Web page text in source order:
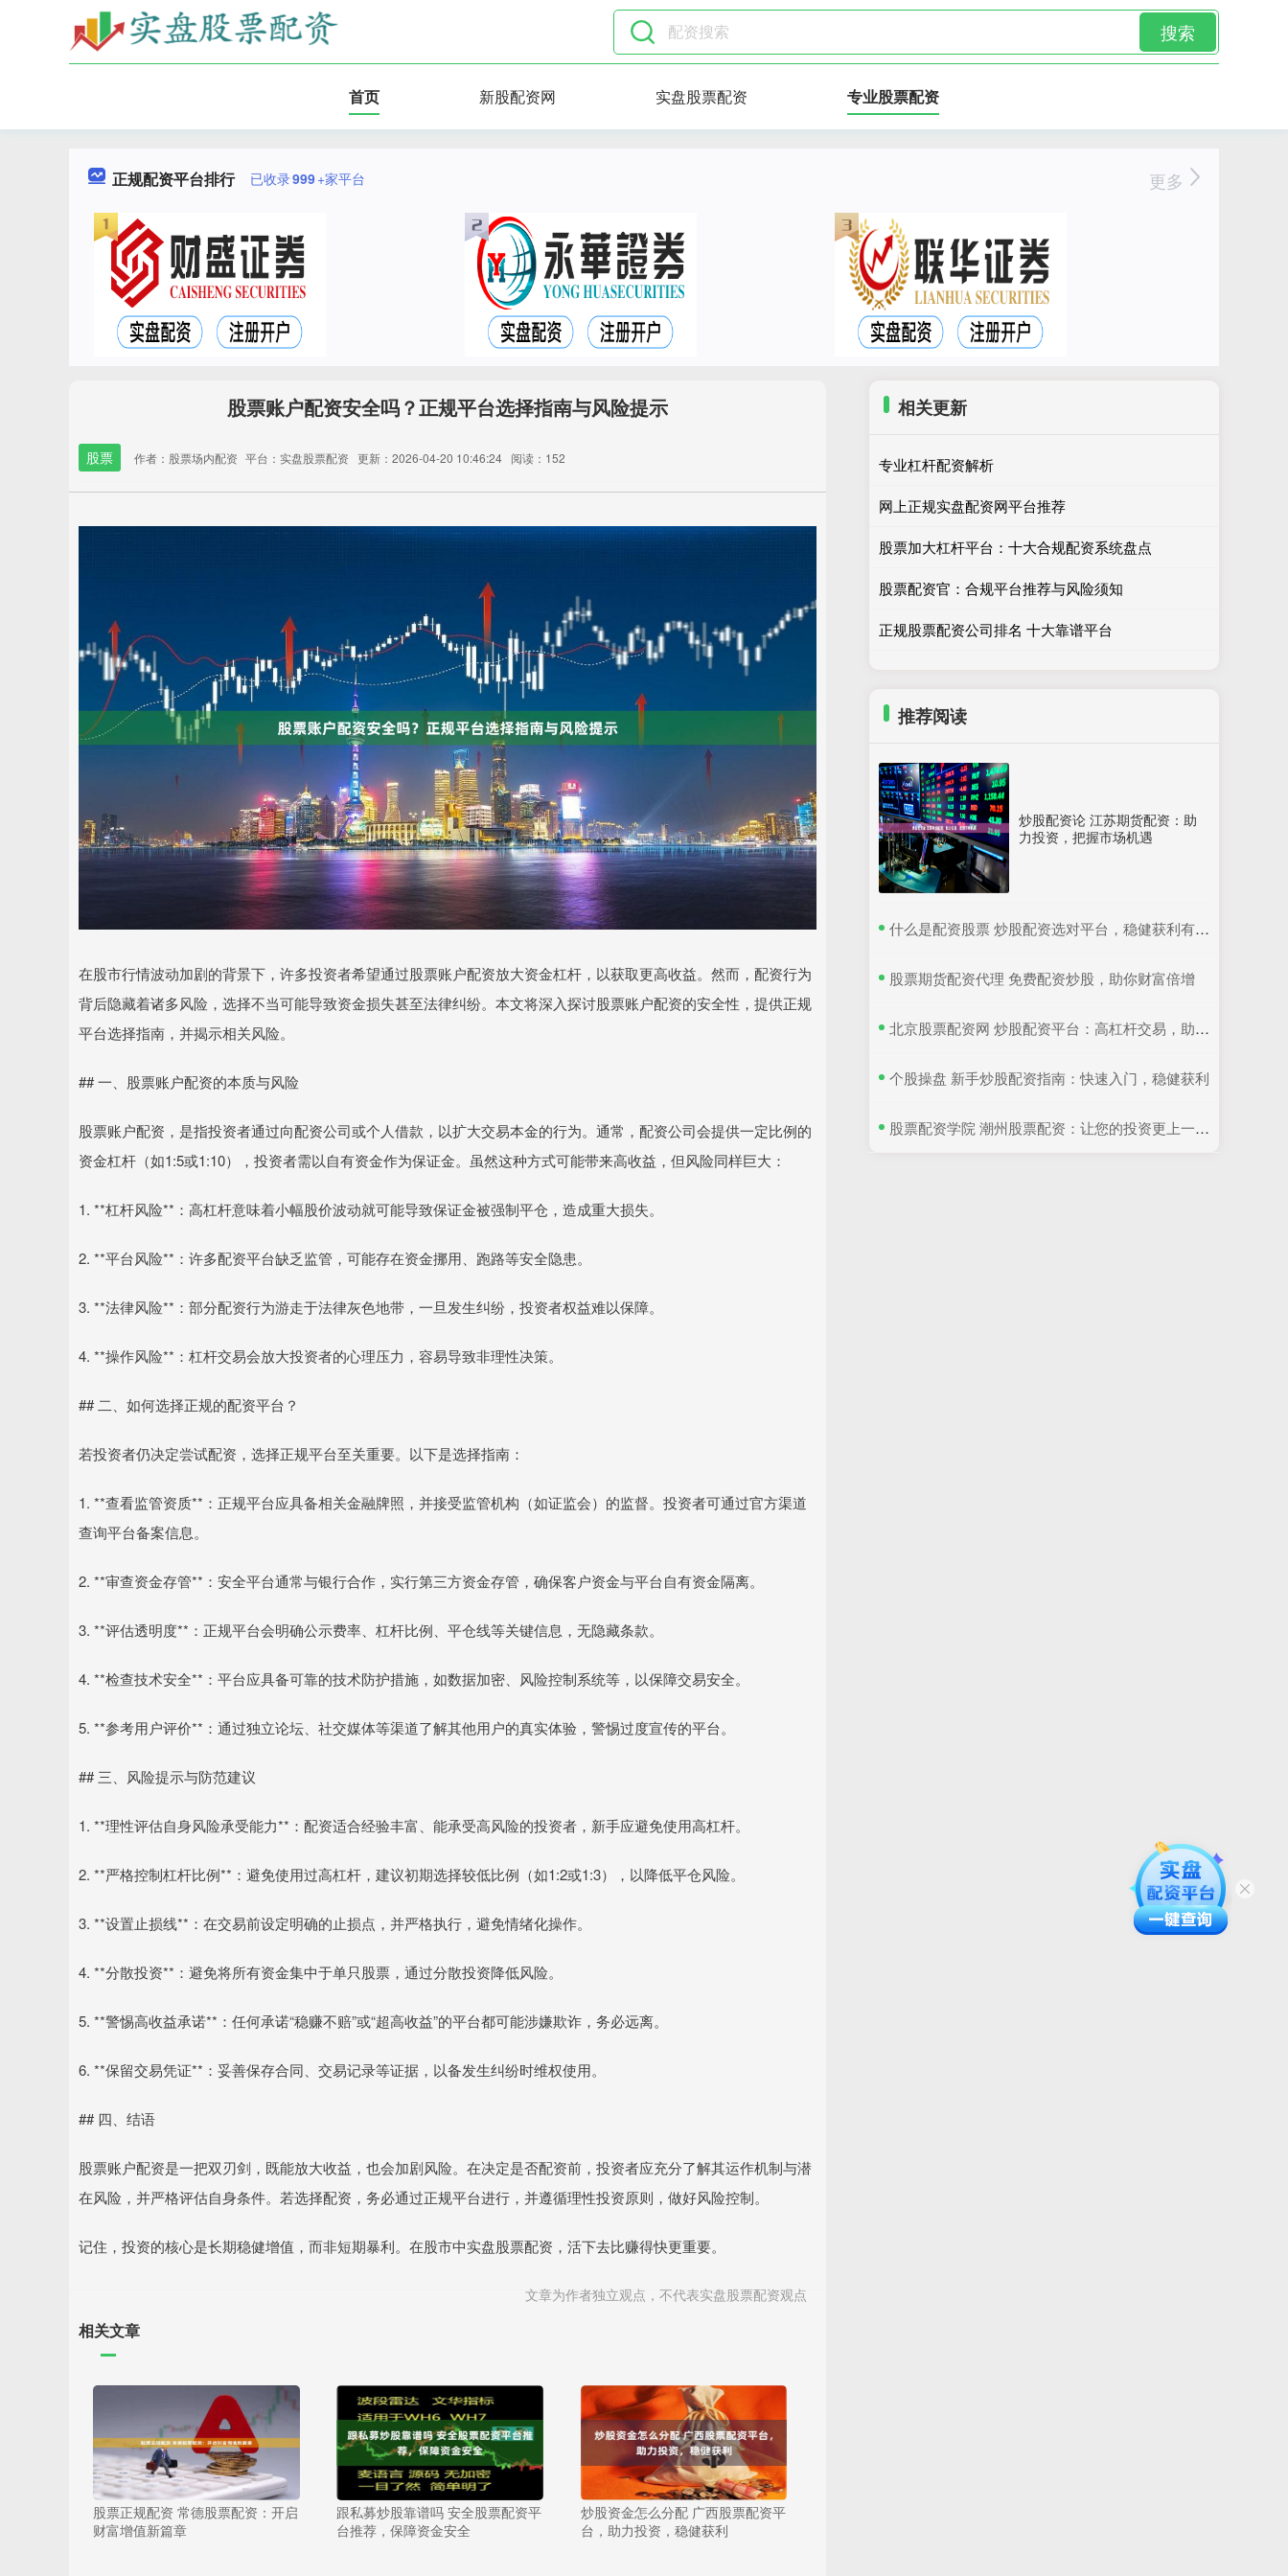
搜索
首页 新股配资网 实盘股票配资 专业股票配资
正规配资平台排行 已收录999+家平台 更多
股票账户配资安全吗？正规平台选择指南与风险提示
股票 作者：股票场内配资 平台：实盘股票配资 更新：2026-04-20 10:46:24 阅读：152
在股市行情波动加剧的背景下，许多投资者希望通过股票账户配资放大资金杠杆，以获取更高收益。然而，配资行为
背后隐藏着诸多风险，选择不当可能导致资金损失甚至法律纠纷。本文将深入探讨股票账户配资的安全性，提供正规
平台选择指南，并揭示相关风险。
## 一、股票账户配资的本质与风险
股票账户配资，是指投资者通过向配资公司或个人借款，以扩大交易本金的行为。通常，配资公司会提供一定比例的
资金杠杆（如1:5或1:10），投资者需以自有资金作为保证金。虽然这种方式可能带来高收益，但风险同样巨大：
1. **杠杆风险**：高杠杆意味着小幅股价波动就可能导致保证金被强制平仓，造成重大损失。
2. **平台风险**：许多配资平台缺乏监管，可能存在资金挪用、跑路等安全隐患。
3. **法律风险**：部分配资行为游走于法律灰色地带，一旦发生纠纷，投资者权益难以保障。
4. **操作风险**：杠杆交易会放大投资者的心理压力，容易导致非理性决策。
## 二、如何选择正规的配资平台？
若投资者仍决定尝试配资，选择正规平台至关重要。以下是选择指南：
1. **查看监管资质**：正规平台应具备相关金融牌照，并接受监管机构（如证监会）的监督。投资者可通过官方渠道
查询平台备案信息。
2. **审查资金存管**：安全平台通常与银行合作，实行第三方资金存管，确保客户资金与平台自有资金隔离。
3. **评估透明度**：正规平台会明确公示费率、杠杆比例、平仓线等关键信息，无隐藏条款。
4. **检查技术安全**：平台应具备可靠的技术防护措施，如数据加密、风险控制系统等，以保障交易安全。
5. **参考用户评价**：通过独立论坛、社交媒体等渠道了解其他用户的真实体验，警惕过度宣传的平台。
## 三、风险提示与防范建议
1. **理性评估自身风险承受能力**：配资适合经验丰富、能承受高风险的投资者，新手应避免使用高杠杆。
2. **严格控制杠杆比例**：避免使用过高杠杆，建议初期选择较低比例（如1:2或1:3），以降低平仓风险。
3. **设置止损线**：在交易前设定明确的止损点，并严格执行，避免情绪化操作。
4. **分散投资**：避免将所有资金集中于单只股票，通过分散投资降低风险。
5. **警惕高收益承诺**：任何承诺“稳赚不赔”或“超高收益”的平台都可能涉嫌欺诈，务必远离。
6. **保留交易凭证**：妥善保存合同、交易记录等证据，以备发生纠纷时维权使用。
## 四、结语
股票账户配资是一把双刃剑，既能放大收益，也会加剧风险。在决定是否配资前，投资者应充分了解其运作机制与潜
在风险，并严格评估自身条件。若选择配资，务必通过正规平台进行，并遵循理性投资原则，做好风险控制。
记住，投资的核心是长期稳健增值，而非短期暴利。在股市中实盘股票配资，活下去比赚得快更重要。
文章为作者独立观点，不代表实盘股票配资观点
相关文章
股票正规配资 常德股票配资：开启
财富增值新篇章
跟私募炒股靠谱吗 安全股票配资平
台推荐，保障资金安全
炒股资金怎么分配 广西股票配资平
台，助力投资，稳健获利
相关更新
专业杠杆配资解析
网上正规实盘配资网平台推荐
股票加大杠杆平台：十大合规配资系统盘点
股票配资官：合规平台推荐与风险须知
正规股票配资公司排名 十大靠谱平台
推荐阅读
炒股配资论 江苏期货配资：助
力投资，把握市场机遇
​什么是配资股票 炒股配资选对平台，稳健获利有保障
​股票期货配资代理 免费配资炒股，助你财富倍增
​北京股票配资网 炒股配资平台：高杠杆交易，助你财富增值
​个股操盘 新手炒股配资指南：快速入门，稳健获利
​股票配资学院 潮州股票配资：让您的投资更上一层楼